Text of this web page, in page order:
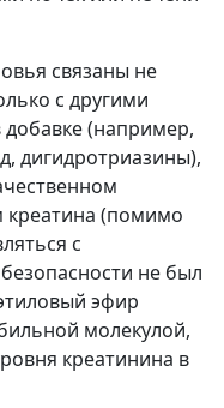
связаны не
с другими
(например,
дигидротриазины),
креатина (помимо
с
не был
эфир
молекулой,
креатинина в